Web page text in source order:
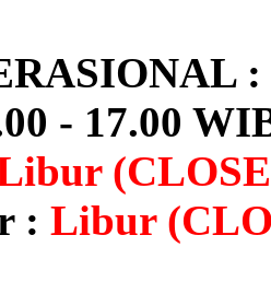
:
- 17.00
: Libur